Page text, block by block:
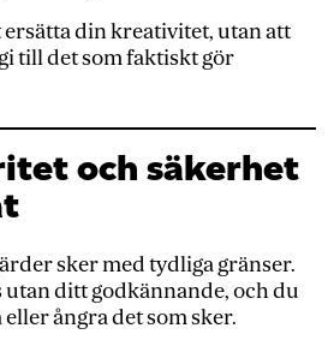
din kreativitet, utan att
till det som faktiskt gör
och säkerhet
sker med tydliga gränser.
ditt godkännande, och du
ångra det som sker.